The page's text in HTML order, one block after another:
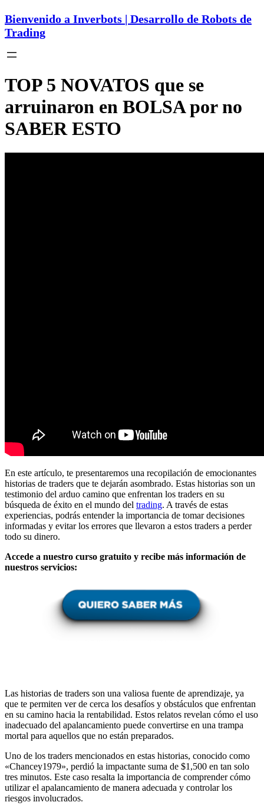
Bienvenido a Inverbots | Desarrollo de Robots de
Trading
TOP 5 NOVATOS que se
arruinaron en BOLSA por no
SABER ESTO
En este artículo, te presentaremos una recopilación de emocionantes
historias de traders que te dejarán asombrado. Estas historias son un
testimonio del arduo camino que enfrentan los traders en su
búsqueda de éxito en el mundo del trading. A través de estas
experiencias, podrás entender la importancia de tomar decisiones
informadas y evitar los errores que llevaron a estos traders a perder
todo su dinero.
Accede a nuestro curso gratuito y recibe más información de
nuestros servicios:
Las historias de traders son una valiosa fuente de aprendizaje, ya
que te permiten ver de cerca los desafíos y obstáculos que enfrentan
en su camino hacia la rentabilidad. Estos relatos revelan cómo el uso
inadecuado del apalancamiento puede convertirse en una trampa
mortal para aquellos que no están preparados.
Uno de los traders mencionados en estas historias, conocido como
«Chancey1979», perdió la impactante suma de $1,500 en tan solo
tres minutos. Este caso resalta la importancia de comprender cómo
utilizar el apalancamiento de manera adecuada y controlar los
riesgos involucrados.